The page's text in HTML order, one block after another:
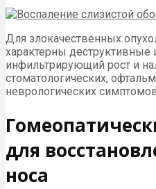
Для злокачественных
характерны деструктивные
инфильтрирующий рост и
стоматологических,
неврологических
для
носа